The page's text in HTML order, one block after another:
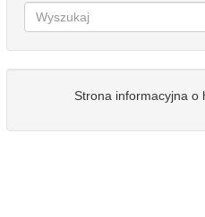
Strona informacyjna o